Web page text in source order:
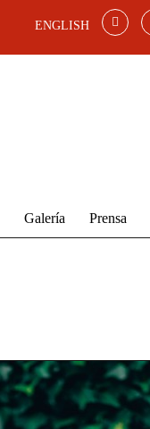
ENGLISH
Galería Prensa